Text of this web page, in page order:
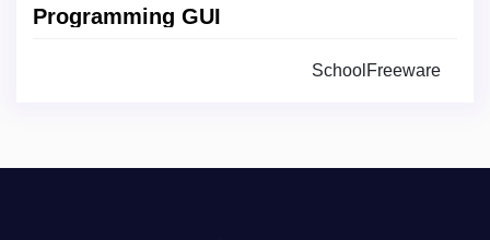
Programming GUI
SchoolFreeware